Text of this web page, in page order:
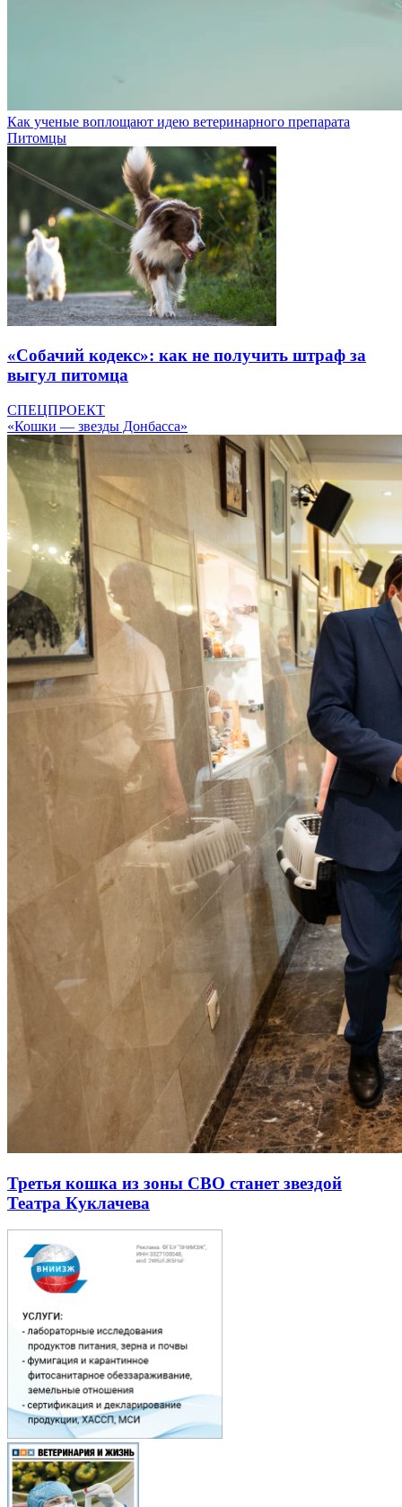
Как ученые воплощают идею ветеринарного препарата
Питомцы
«Собачий кодекс»: как не получить штраф за
выгул питомца
СПЕЦПРОЕКТ
«Кошки — звезды Донбасса»
Третья кошка из зоны СВО станет звездой
Театра Куклачева